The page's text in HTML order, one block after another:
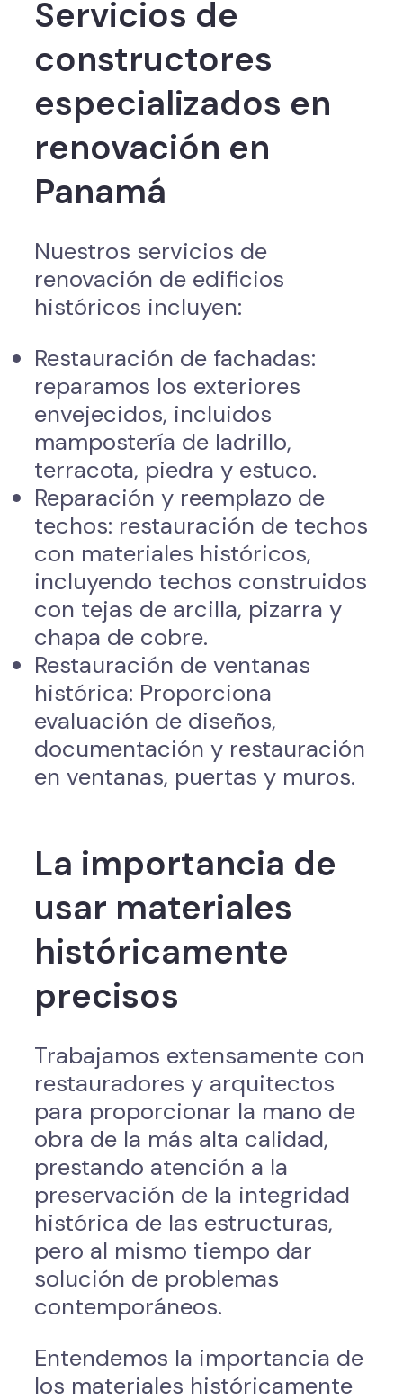
Servicios de
constructores
especializados en
renovación en
Panamá
Nuestros servicios de
renovación de edificios
históricos incluyen:
Restauración de fachadas:
reparamos los exteriores
envejecidos, incluidos
mampostería de ladrillo,
terracota, piedra y estuco.
Reparación y reemplazo de
techos: restauración de techos
con materiales históricos,
incluyendo techos construidos
con tejas de arcilla, pizarra y
chapa de cobre.
Restauración de ventanas
histórica: Proporciona
evaluación de diseños,
documentación y restauración
en ventanas, puertas y muros.
La importancia de
usar materiales
históricamente
precisos
Trabajamos extensamente con
restauradores y arquitectos
para proporcionar la mano de
obra de la más alta calidad,
prestando atención a la
preservación de la integridad
histórica de las estructuras,
pero al mismo tiempo dar
solución de problemas
contemporáneos.
Entendemos la importancia de
los materiales históricamente